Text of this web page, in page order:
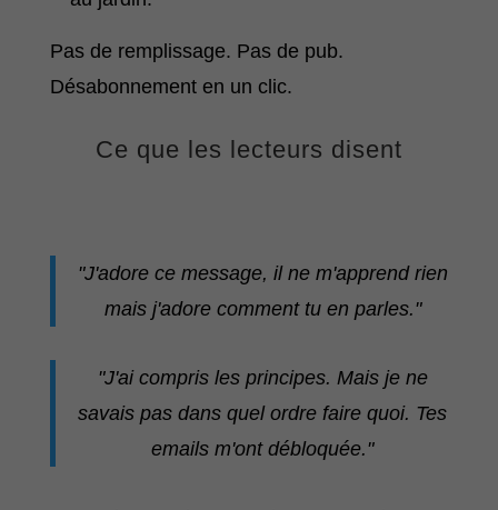
Pas de remplissage. Pas de pub.
Désabonnement en un clic.
Ce que les lecteurs disent
"J'adore ce message, il ne m'apprend rien
mais j'adore comment tu en parles."
"J'ai compris les principes. Mais je ne
savais pas dans quel ordre faire quoi. Tes
emails m'ont débloquée."